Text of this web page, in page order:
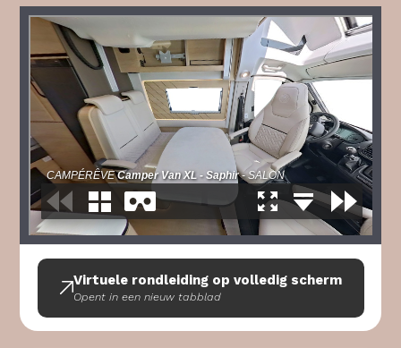
Virtuele rondleiding op volledig scherm
Opent in een nieuw tabblad